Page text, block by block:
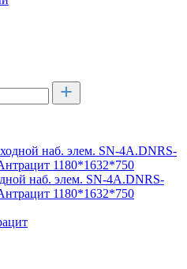
наб. элем. SN-4A.DNRS-
1180*1632*750